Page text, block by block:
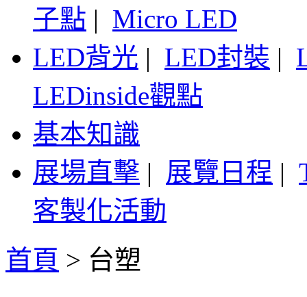
子點 | Micro LED
LED背光 | LED封裝 |
LEDinside觀點
基本知識
展場直擊 | 展覽日程 |
客製化活動
首頁 > 台塑